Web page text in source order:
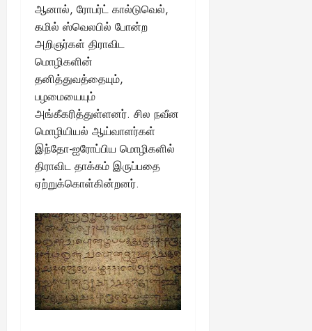
ஆனால், ரோபர்ட் கால்டுவெல்,
கமில் ஸ்வெலபில் போன்ற
அறிஞர்கள் திராவிட
மொழிகளின்
தனித்துவத்தையும்,
பழமையையும்
அங்கீகரித்துள்ளனர். சில நவீன
மொழியியல் ஆய்வாளர்கள்
இந்தோ-ஐரோப்பிய மொழிகளில்
திராவிட தாக்கம் இருப்பதை
ஏற்றுக்கொள்கின்றனர்.